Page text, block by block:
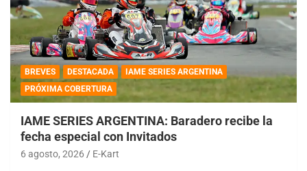
BREVES DESTACADA
IAME SERIES ARGENTINA
PRÓXIMA COBERTURA
IAME SERIES ARGENTINA: Baradero recibe la
fecha especial con Invitados
6 agosto, 2026 E-Kart